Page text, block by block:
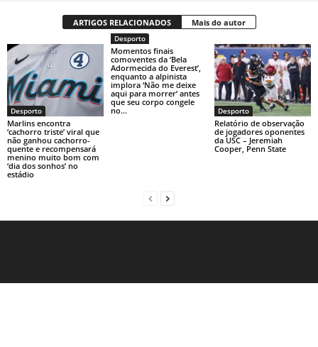
ARTIGOS RELACIONADOS Mais do autor
Desporto
Marlins encontra
‘cachorro triste’ viral que
não ganhou cachorro-
quente e recompensará
menino muito bom com
‘dia dos sonhos’ no
estádio
Desporto
Momentos finais
comoventes da ‘Bela
Adormecida do Everest’,
enquanto a alpinista
implora ‘Não me deixe
aqui para morrer’ antes
que seu corpo congele
no...
Desporto
Relatório de observação
de jogadores oponentes
da USC – Jeremiah
Cooper, Penn State